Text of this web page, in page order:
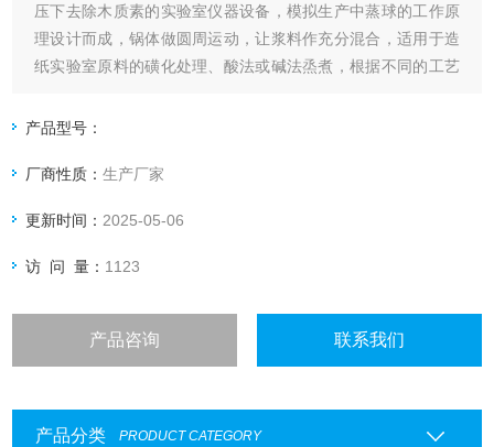
压下去除木质素的实验室仪器设备，模拟生产中蒸球的工作原
理设计而成，锅体做圆周运动，让浆料作充分混合，适用于造
纸实验室原料的磺化处理、酸法或碱法烝煮，根据不同的工艺
提供依据。也可用于其它工作压力不超过8Kg/cm2液体原料的
提供热蒸汽。
产品型号：
厂商性质：生产厂家
更新时间： 2025-05-06
访 问 量： 1123
产品咨询 联系我们
产品分类 PRODUCT CATEGORY